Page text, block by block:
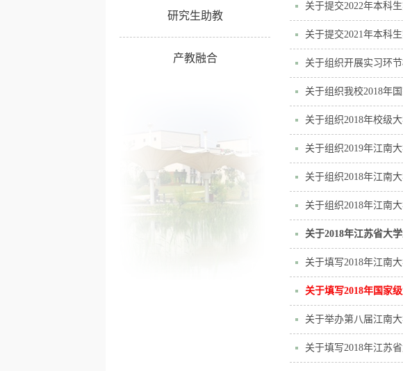
研究生助教
产教融合
关于提交2022年本科
关于提交2021年本科
关于组织开展实习环
关于组织我校2018年
关于组织2018年校级
关于组织2019年江南
关于组织2018年江南
关于组织2018年江南
关于2018年江苏省大
关于填写2018年江南
关于填写2018年国家
关于举办第八届江南
关于填写2018年江苏